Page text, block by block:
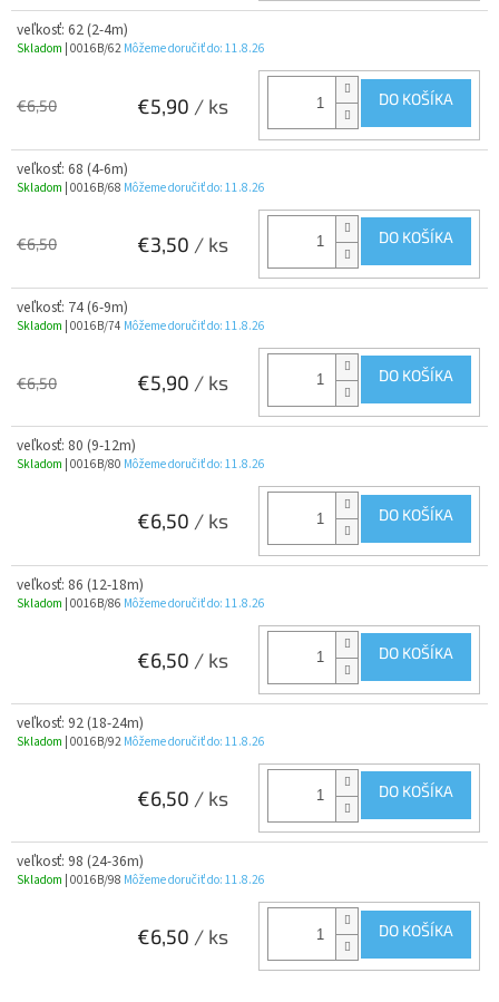
veľkosť: 62 (2-4m)
Skladom | 0016B/62 Môžeme doručiť do: 11.8.26
€6,50 €5,90 / ks DO KOŠÍKA
veľkosť: 68 (4-6m)
Skladom | 0016B/68 Môžeme doručiť do: 11.8.26
€6,50 €3,50 / ks DO KOŠÍKA
veľkosť: 74 (6-9m)
Skladom | 0016B/74 Môžeme doručiť do: 11.8.26
€6,50 €5,90 / ks DO KOŠÍKA
veľkosť: 80 (9-12m)
Skladom | 0016B/80 Môžeme doručiť do: 11.8.26
€6,50 / ks DO KOŠÍKA
veľkosť: 86 (12-18m)
Skladom | 0016B/86 Môžeme doručiť do: 11.8.26
€6,50 / ks DO KOŠÍKA
veľkosť: 92 (18-24m)
Skladom | 0016B/92 Môžeme doručiť do: 11.8.26
€6,50 / ks DO KOŠÍKA
veľkosť: 98 (24-36m)
Skladom | 0016B/98 Môžeme doručiť do: 11.8.26
€6,50 / ks DO KOŠÍKA